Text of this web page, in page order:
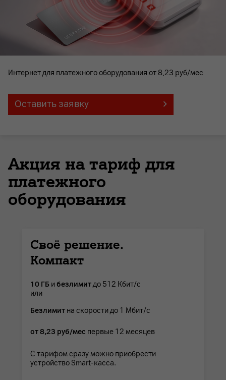
Интернет для платежного оборудования от 8,23 руб/мес
Оставить заявку
Акция на тариф для
платежного
оборудования
Своё решение.
Компакт
10 ГБ и безлимитдо 512 Кбит/с
или
Безлимит на скорости до 1 Мбит/с
от 8,23 руб/мес первые 12 месяцев
С тарифом сразу можно приобрести
устройство Smart-касса.